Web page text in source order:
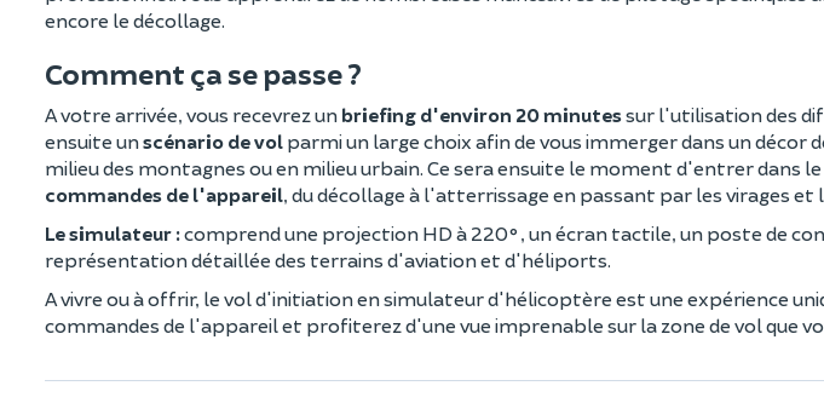
encore le décollage.
Comment ça se passe ?
A votre arrivée, vous recevrez un briefing d'environ 20 minutessur l'utilisation des
ensuite unscénario de vol parmi un large choix afin de vous immerger dans un décor
milieu des montagnes ou en milieu urbain. Ce sera ensuite le moment d'entrer dans
commandes de l'appareil, du décollage à l'atterrissage en passant par les virages et
Le simulateur :comprend une projection HD à 220°, un écran tactile, un poste de
représentation détaillée des terrains d'aviation et d'héliports.
A vivre ou à offrir, le vol d'initiation en simulateur d'hélicoptère est une expérience
commandes de l'appareil et profiterez d'une vue imprenable sur la zone de vol que